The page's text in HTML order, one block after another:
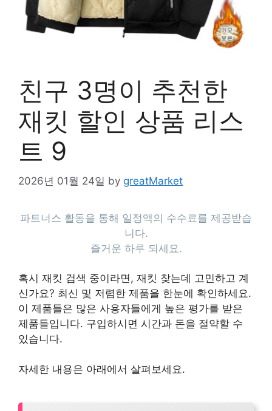
친구 3명이 추천한
재킷 할인 상품 리스
트 9
2026년 01월 24일 by greatMarket
파트너스 활동을 통해 일정액의 수수료를 제공받습
니다.
즐거운 하루 되세요.
혹시 재킷 검색 중이라면, 재킷 찾는데 고민하고 계
신가요? 최신 및 저렴한 제품을 한눈에 확인하세요.
이 제품들은 많은 사용자들에게 높은 평가를 받은
제품들입니다. 구입하시면 시간과 돈을 절약할 수
있습니다.
자세한 내용은 아래에서 살펴보세요.